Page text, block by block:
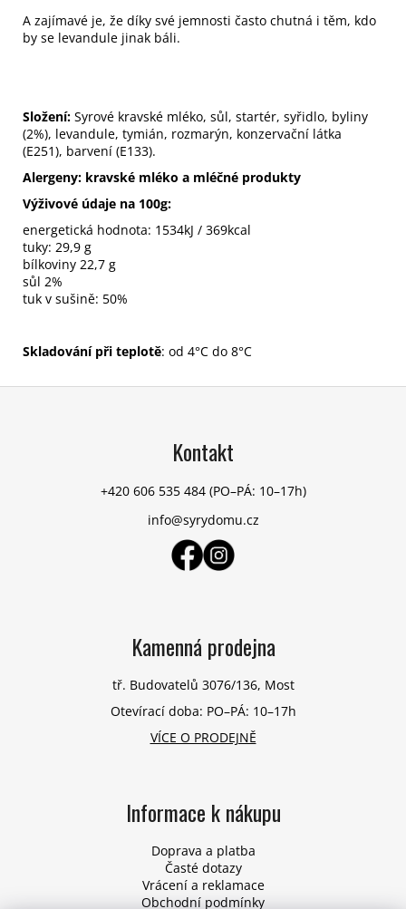
A zajímavé je, že díky své jemnosti často chutná i těm, kdo
by se levandule jinak báli.
Složení: Syrové kravské mléko, sůl, startér, syřidlo, byliny
(2%), levandule, tymián, rozmarýn, konzervační látka
(E251), barvení (E133).
Alergeny: kravské mléko a mléčné produkty
Výživové údaje na 100g:
energetická hodnota: 1534kJ / 369kcal
tuky: 29,9 g
bílkoviny 22,7 g
sůl 2%
tuk v sušině: 50%
Skladování při teplotě: od 4°C do 8°C
Z
Kontakt
+420 606 535 484 (PO–PÁ: 10–17h)
info@syrydomu.cz
Kamenná prodejna
tř. Budovatelů 3076/136, Most
Otevírací doba: PO–PÁ: 10–17h
VÍCE O PRODEJNĚ
Informace k nákupu
Doprava a platba
Časté dotazy
Vrácení a reklamace
Obchodní podmínky